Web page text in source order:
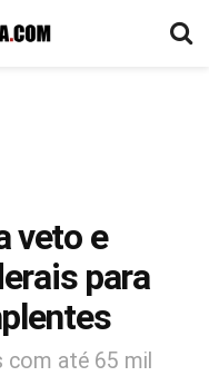
veto e
para
com até 65 mil